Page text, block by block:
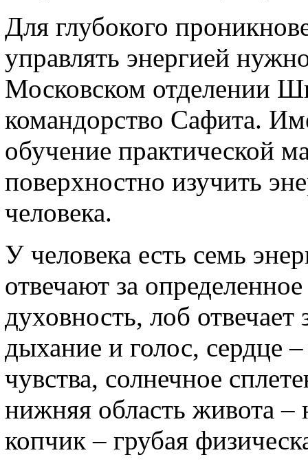
Для глубокого
управлять энергией
Московском отделении
командорство Сафита.
обучение практической
поверхностно изучить
человека.
У человека есть семь
отвечают за
духовность, лоб
дыхание и голос, сердце
чувства, солнечное
нижняя область живота
копчик – грубая